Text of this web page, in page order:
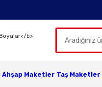
Ahşap Maketler Taş Maketler